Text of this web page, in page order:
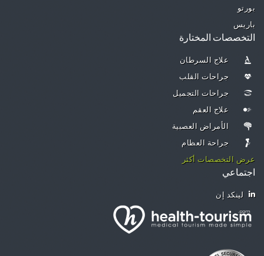
بورتو
باريس
التخصصات المختارة
علاج السرطان
جراحات القلب
جراحات التجميل
علاج العقم
الأمراض العصبية
جراحة العظام
عرض التخصصات أكثر
اجتماعي
لينكد إن